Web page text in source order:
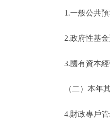
1.一般公共預算
2.政府性基金
3.國有資本經
（二）本年其
4.財政專戶管理